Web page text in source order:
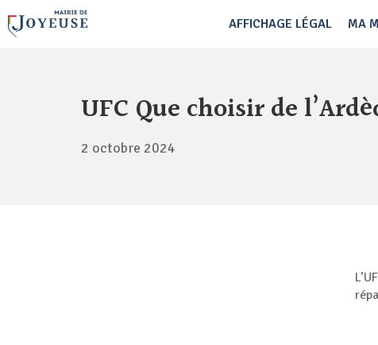
AFFICHAGE LÉGAL MA
UFC Que choisir de
2 octobre 2024